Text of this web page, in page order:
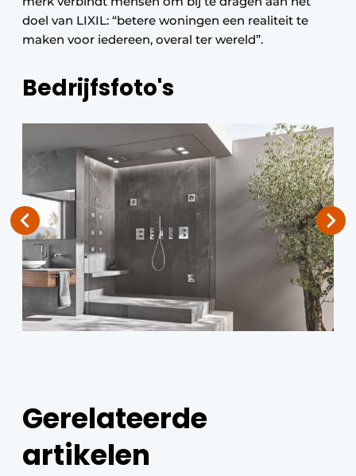
doel van LIXIL: “betere woningen een realiteit te
maken voor iedereen, overal ter wereld”.
Bedrijfsfoto's
Gerelateerde
artikelen